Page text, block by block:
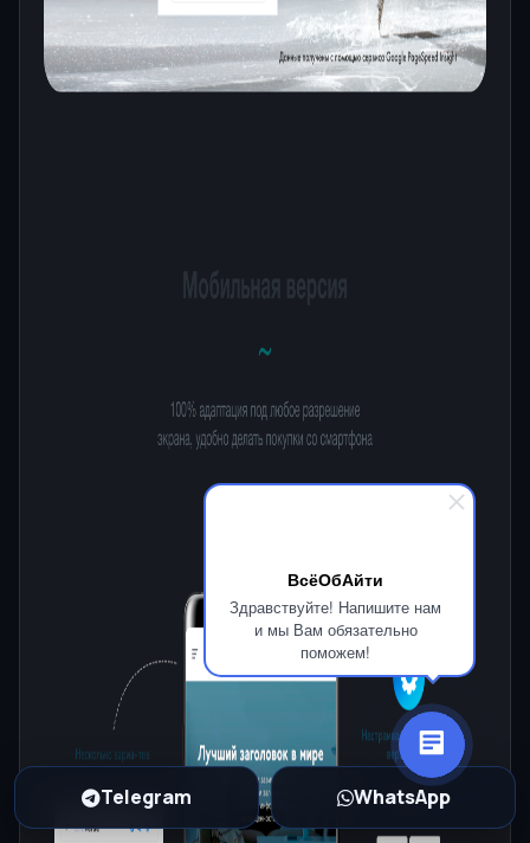
ВсёОбАйти
Здравствуйте! Напишите нам
и мы Вам обязательно
поможем!
Telegram WhatsApp